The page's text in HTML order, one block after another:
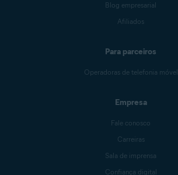
Blog empresarial
Afiliados
Para parceiros
Operadoras de telefonia móvel
Empresa
Fale conosco
Carreiras
Sala de imprensa
Confiança digital